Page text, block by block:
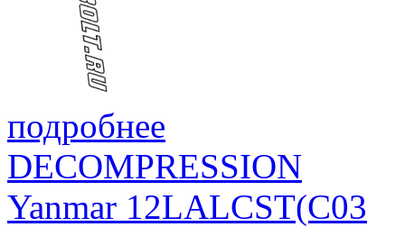
подробнее
DECOMPRESSION
Yanmar 12LALCST(C03